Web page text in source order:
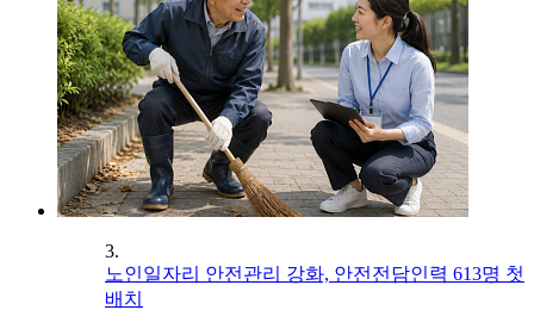
3.
노인일자리 안전관리 강화, 안전전담인력 613명 첫
배치